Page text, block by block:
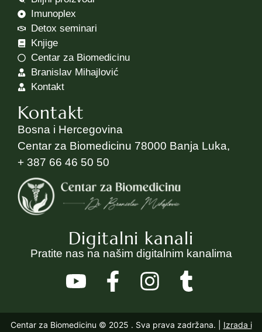
Imunoplex
Detox seminari
Knjige
Centar za Biomedicinu
Branislav Mihajlović
Kontakt
Kontakt
Bosna i Hercegovina
Centar za Biomedicinu 78000 Banja Luka,
+ 387 66 46 50 50
Digitalni kanali
Pratite nas na našim digitalnim kanalima
Centar za Biomedicinu © 2025 . Sva prava zadržana. | Izrada i